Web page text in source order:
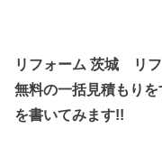
リフォーム 茨城 リ
無料の一括見積もり
を書いてみます!!